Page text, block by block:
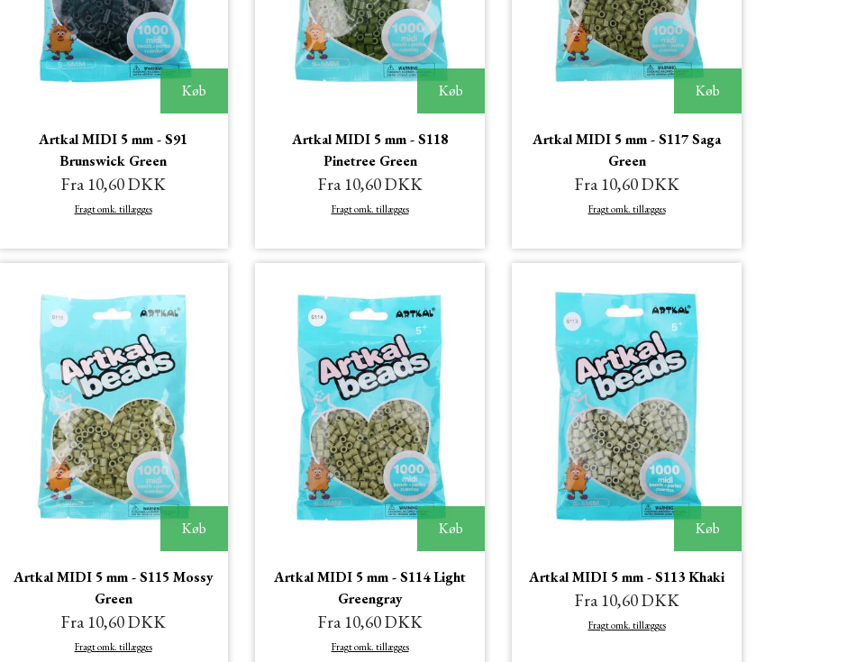
Køb
Artkal MIDI 5 mm - S91
Brunswick Green
Fra 10,60 DKK
Fragt omk. tillægges
Køb
Artkal MIDI 5 mm - S118
Pinetree Green
Fra 10,60 DKK
Fragt omk. tillægges
Køb
Artkal MIDI 5 mm - S117 Saga
Green
Fra 10,60 DKK
Fragt omk. tillægges
Køb
Artkal MIDI 5 mm - S115 Mossy
Green
Fra 10,60 DKK
Fragt omk. tillægges
Køb
Artkal MIDI 5 mm - S114 Light
Greengray
Fra 10,60 DKK
Fragt omk. tillægges
Køb
Artkal MIDI 5 mm - S113 Khaki
Fra 10,60 DKK
Fragt omk. tillægges